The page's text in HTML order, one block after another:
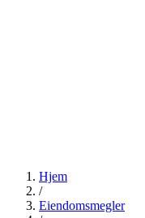
Hjem
/
Eiendomsmegler